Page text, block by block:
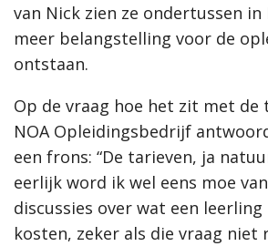
van Nick zien ze ondertussen in
meer belangstelling voor de
ontstaan.
Op de vraag hoe het zit met de
NOA Opleidingsbedrijf
een frons: “De tarieven, ja
eerlijk word ik wel eens moe
discussies over wat een leerling
kosten, zeker als die vraag niet